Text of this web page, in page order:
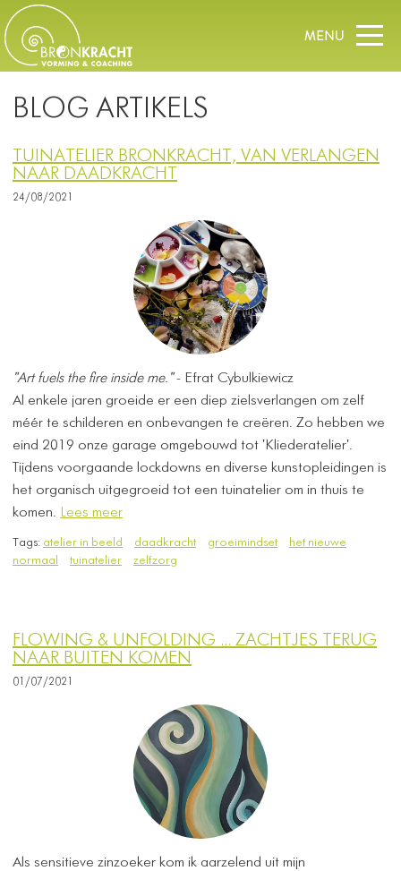
BLOG ARTIKELS
TUINATELIER BRONKRACHT, VAN VERLANGEN
NAAR DAADKRACHT
24/08/2021
"Art fuels the fire inside me."- Efrat Cybulkiewicz
Al enkele jaren groeide er een diep zielsverlangen om zelf
méér te schilderen en onbevangen te creëren. Zo hebben we
eind 2019 onze garage omgebouwd tot 'Kliederatelier'.
Tijdens voorgaande lockdowns en diverse kunstopleidingen is
het organisch uitgegroeid tot een tuinatelier om in thuis te
komen. Lees meer
Tags: atelier in beeld daadkracht groeimindset
het nieuwe
normaal
tuinatelier zelfzorg
FLOWING & UNFOLDING ... ZACHTJES TERUG
NAAR BUITEN KOMEN
01/07/2021
Als sensitieve zinzoeker kom ik aarzelend uit mijn